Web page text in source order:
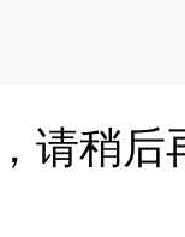
请稍后